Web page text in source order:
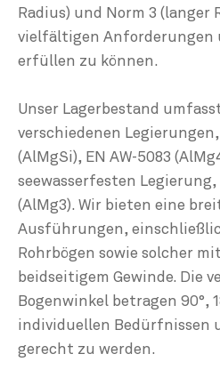
Radius) und Norm 3 (langer
vielfältigen Anforderungen
erfüllen zu können.
Unser Lagerbestand
verschiedenen
(AlMgSi), EN AW-5083
seewasserfesten Legierung,
(AlMg3). Wir bieten eine
Ausführungen,
Rohrbögen sowie solcher
beidseitigem Gewinde. Die
Bogenwinkel betragen 90°,
individuellen Bedürfnissen
gerecht zu werden.